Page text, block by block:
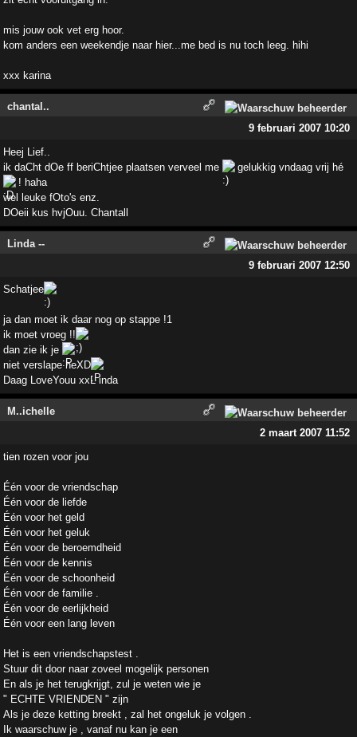
mis jouw ook vet erg hoor.
kom anders een weekendje naar hier...me bed is nu toch leeg. hihi
xxx karina
chantal..
9 februari 2007 10:20
Heej Lief..
ik daCht dOe ff beriChtjee plaatsen verveel me
gelukkig vndaag vrij hé
! haha
wel leuke fOto's enz.
DOeii kus hvjOuu. Chantall
Linda --
9 februari 2007 12:50
Schatjee
ja dan moet ik daar nog op stappe !1
ik moet vroeg !!
dan zie ik je
niet verslape heXD
Daag LoveYouu xxL inda
M..ichelle
2 maart 2007 11:52
tien rozen voor jou
Één voor de vriendschap
Één voor de liefde
Één voor het geld
Één voor het geluk
Één voor de beroemdheid
Één voor de kennis
Één voor de schoonheid
Één voor de familie .
Één voor de eerlijkheid
Één voor een lang leven
Het is een vriendschapstest .
Stuur dit door naar zoveel mogelijk personen
En als je het terugkrijgt, zul je weten wie je
" ECHTE VRIENDEN " zijn
Als je deze ketting breekt , zal het ongeluk je volgen .
Ik waarschuw je , vanaf nu kan je een